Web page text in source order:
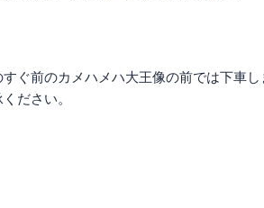
ぐ前のカメハメハ大王像の前では下車
ださい。